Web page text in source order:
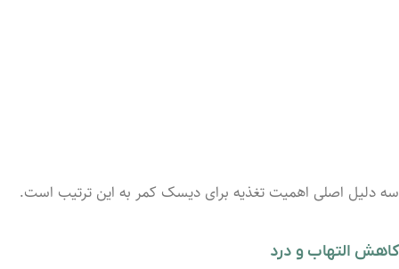
سه دلیل اصلی اهمیت تغذیه برای دیسک کمر به این ترتیب است.
کاهش التهاب و درد